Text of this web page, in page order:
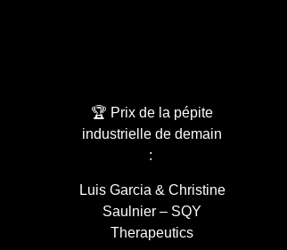
🏆 Prix de la pépite
industrielle de demain
:
Luis Garcia & Christine
Saulnier – SQY
Therapeutics